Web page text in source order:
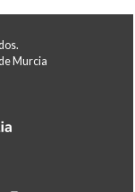
Murcia